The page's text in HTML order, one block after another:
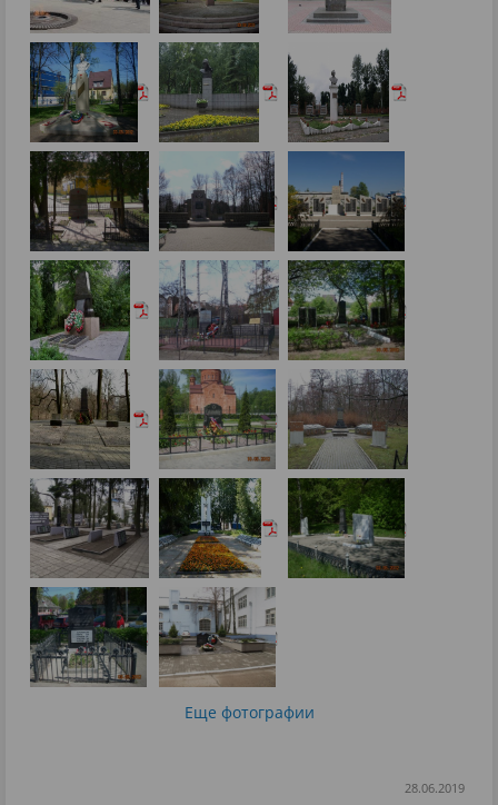
Еще фотографии
28.06.2019